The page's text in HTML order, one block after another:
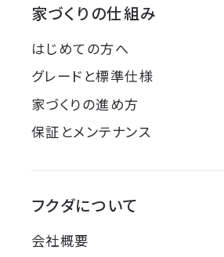
家づくりの仕組み
はじめての方へ
グレードと標準仕様
家づくりの進め方
保証とメンテナンス
フクダについて
会社概要